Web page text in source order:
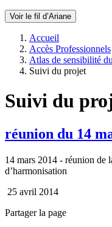
Voir le fil d’Ariane
Accueil
Accès Professionnels
Atlas de sensibilité
Suivi du projet
Suivi du
réunion du 14
14 mars 2014 - réunion de
d’harmonisation
25 avril 2014
Partager la page